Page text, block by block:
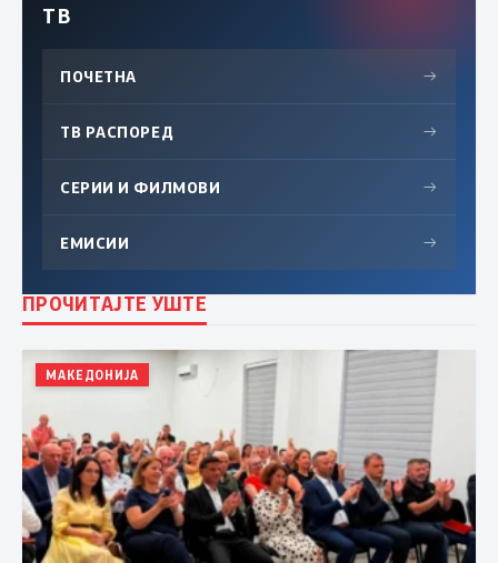
ТВ
ПОЧЕТНА →
ТВ РАСПОРЕД →
СЕРИИ И ФИЛМОВИ →
ЕМИСИИ →
ПРОЧИТАЈТЕ УШТЕ
МАКЕДОНИЈА